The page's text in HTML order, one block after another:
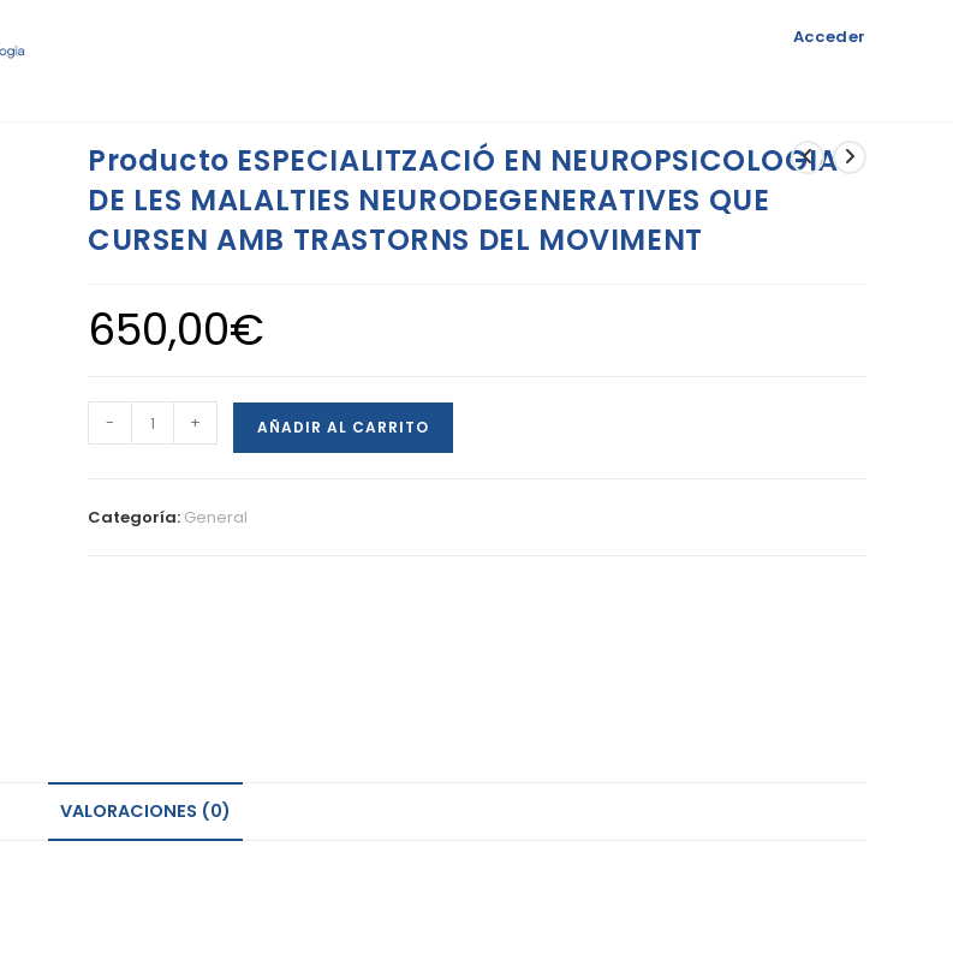
Acceder
Producto ESPECIALITZACIÓ EN NEUROPSICOLOGIA
DE LES MALALTIES NEURODEGENERATIVES QUE
CURSEN AMB TRASTORNS DEL MOVIMENT
650,00€
- + AÑADIR AL CARRITO
Categoría: General
VALORACIONES (0)